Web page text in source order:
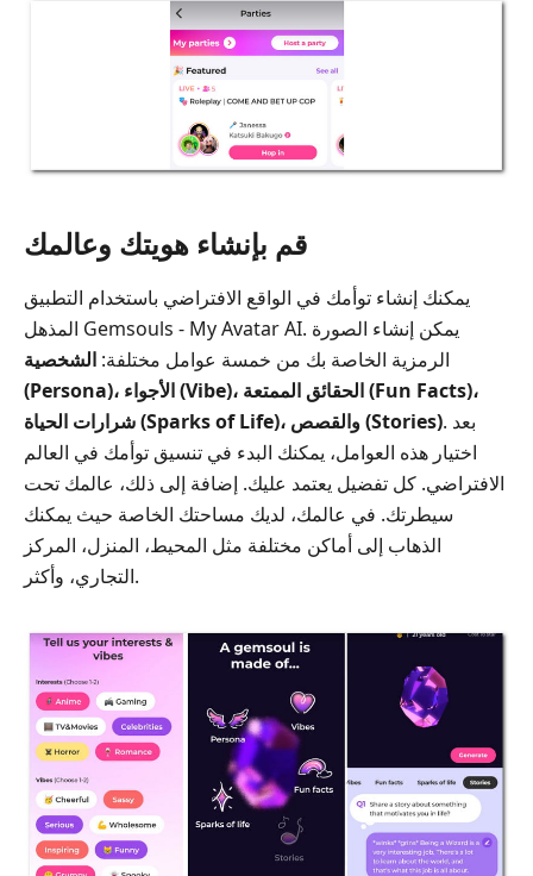
قم بإنشاء هويتك وعالمك
يمكنك إنشاء توأمك في الواقع الافتراضي باستخدام التطبيق
المذهل Gemsouls - My Avatar AI. يمكن إنشاء الصورة
الرمزية الخاصة بك من خمسة عوامل مختلفة: الشخصية
(Persona)، الأجواء (Vibe)، الحقائق الممتعة (Fun Facts)،
شرارات الحياة (Sparks of Life)، والقصص (Stories). بعد
اختيار هذه العوامل، يمكنك البدء في تنسيق توأمك في العالم
الافتراضي. كل تفضيل يعتمد عليك. إضافة إلى ذلك، عالمك تحت
سيطرتك. في عالمك، لديك مساحتك الخاصة حيث يمكنك
الذهاب إلى أماكن مختلفة مثل المحيط، المنزل، المركز
التجاري، وأكثر.